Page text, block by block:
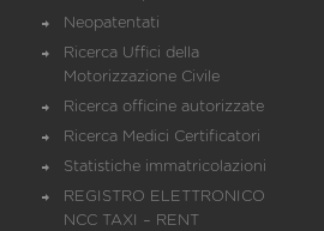
Neopatentati
Ricerca Uffici della
Motorizzazione Civile
Ricerca officine autorizzate
Ricerca Medici Certificatori
Statistiche immatricolazioni
REGISTRO ELETTRONICO
NCC TAXI – RENT